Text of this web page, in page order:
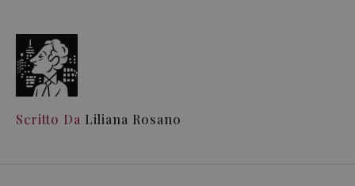
Scritto Da Liliana Rosano